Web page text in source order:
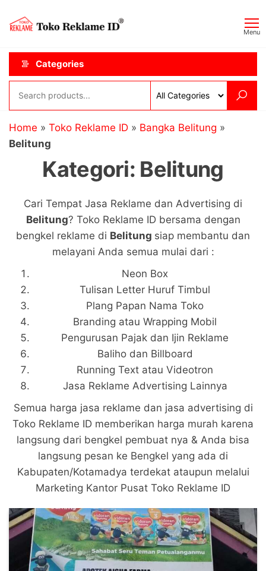
content
ID
Menu
Categories
Home » Toko Reklame ID » Bangka Belitung »
Belitung
Kategori: Belitung
Cari Tempat Jasa Reklame dan Advertising di
Belitung? Toko Reklame ID bersama dengan
bengkel reklame di Belitung siap membantu dan
melayani Anda semua mulai dari :
Neon Box
Tulisan Letter Huruf Timbul
Plang Papan Nama Toko
Branding atau Wrapping Mobil
Pengurusan Pajak dan Ijin Reklame
Baliho dan Billboard
Running Text atau Videotron
Jasa Reklame Advertising Lainnya
Semua harga jasa reklame dan jasa advertising di
Toko Reklame ID memberikan harga murah karena
langsung dari bengkel pembuat nya & Anda bisa
langsung pesan ke Bengkel yang ada di
Kabupaten/Kotamadya terdekat ataupun melalui
Marketing Kantor Pusat Toko Reklame ID